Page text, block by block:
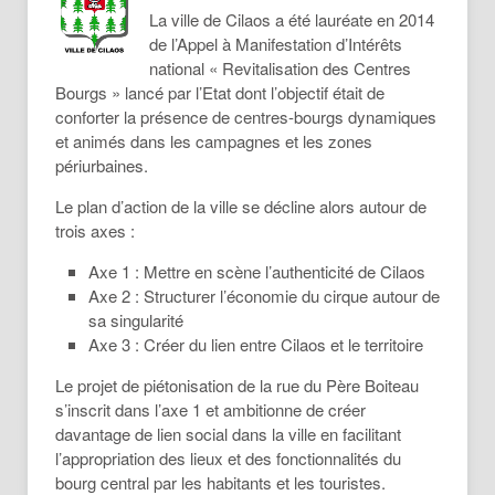
La ville de Cilaos a été lauréate en 2014
de l’Appel à Manifestation d’Intérêts
national « Revitalisation des Centres
Bourgs » lancé par l’Etat dont l’objectif était de
conforter la présence de centres-bourgs dynamiques
et animés dans les campagnes et les zones
périurbaines.
Le plan d’action de la ville se décline alors autour de
trois axes :
Axe 1 : Mettre en scène l’authenticité de Cilaos
Axe 2 : Structurer l’économie du cirque autour de
sa singularité
Axe 3 : Créer du lien entre Cilaos et le territoire
Le projet de piétonisation de la rue du Père Boiteau
s’inscrit dans l’axe 1 et ambitionne de créer
davantage de lien social dans la ville en facilitant
l’appropriation des lieux et des fonctionnalités du
bourg central par les habitants et les touristes.